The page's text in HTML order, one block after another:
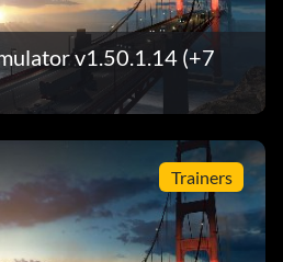
v1.50.1.14 (+7
Trainers